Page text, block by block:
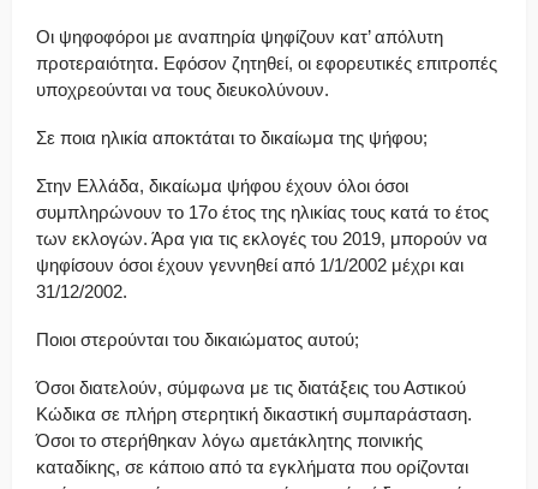
Οι ψηφοφόροι με αναπηρία ψηφίζουν κατ’ απόλυτη
προτεραιότητα. Εφόσον ζητηθεί, οι εφορευτικές επιτροπές
υποχρεούνται να τους διευκολύνουν.
Σε ποια ηλικία αποκτάται το δικαίωμα της ψήφου;
Στην Ελλάδα, δικαίωμα ψήφου έχουν όλοι όσοι
συμπληρώνουν το 17ο έτος της ηλικίας τους κατά το έτος
των εκλογών. Άρα για τις εκλογές του 2019, μπορούν να
ψηφίσουν όσοι έχουν γεννηθεί από 1/1/2002 μέχρι και
31/12/2002.
Ποιοι στερούνται του δικαιώματος αυτού;
Όσοι διατελούν, σύμφωνα με τις διατάξεις του Αστικού
Κώδικα σε πλήρη στερητική δικαστική συμπαράσταση.
Όσοι το στερήθηκαν λόγω αμετάκλητης ποινικής
καταδίκης, σε κάποιο από τα εγκλήματα που ορίζονται